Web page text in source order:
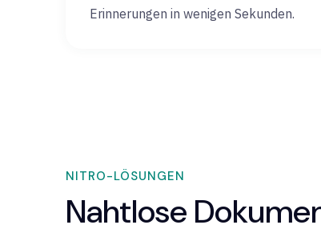
Erinnerungen in wenigen Sekunden.
NITRO-LÖSUNGEN
Nahtlose